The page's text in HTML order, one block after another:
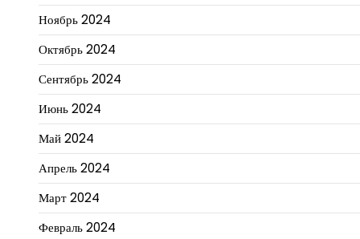
Ноябрь 2024
Октябрь 2024
Сентябрь 2024
Июнь 2024
Май 2024
Апрель 2024
Март 2024
Февраль 2024